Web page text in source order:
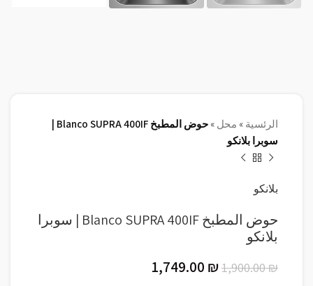
الرئسية » محل »
حوض المطبخ Blanco SUPRA 400IF |
سوبرا بلانكو
بلانكو
حوض المطبخ Blanco SUPRA 400IF | سوبرا
بلانكو
1,900.00₪
1,749.00 ₪